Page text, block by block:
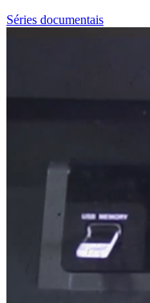
Séries documentais